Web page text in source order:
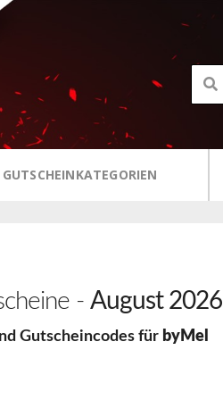
GUTSCHEINKATEGORIEN
- August 2026
Gutscheincodes für byMel